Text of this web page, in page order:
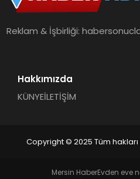
Reklam & İşbirliği:
Hakkımızda
KÜNYEİLETİŞİM
Copyright © 2025 Tüm hakları
Mersin HaberEvden eve